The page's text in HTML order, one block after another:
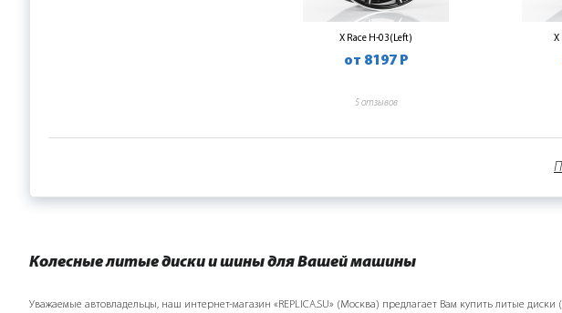
X Race H-03(Left)
от 8197 Р
5 отзывов
X
Колесные литые диски и шины для Вашей машины
Уважаемые автовладельцы, наш интернет-магазин «REPLICA.SU» (Москва) предлагает Вам купить литые диски